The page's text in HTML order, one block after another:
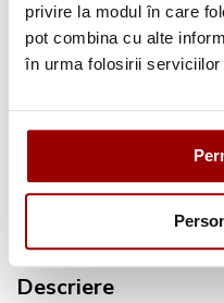
privire la modul în care
pot combina cu alte
în urma folosirii serviciilor
Pana la12 ratefara
Retur in 14 zile
Urmareste-ne pe:
Descriere